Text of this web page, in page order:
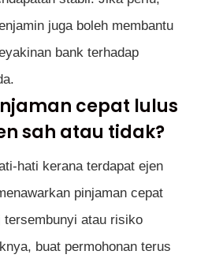
juga boleh membantu
bank terhadap
cepat lulus
sah atau tidak?
hati kerana terdapat ejen
pinjaman cepat
tersembunyi atau risiko
buat permohonan terus